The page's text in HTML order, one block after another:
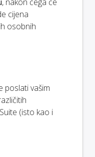
cijena
osobnih
poslati vašim
(isto kao i